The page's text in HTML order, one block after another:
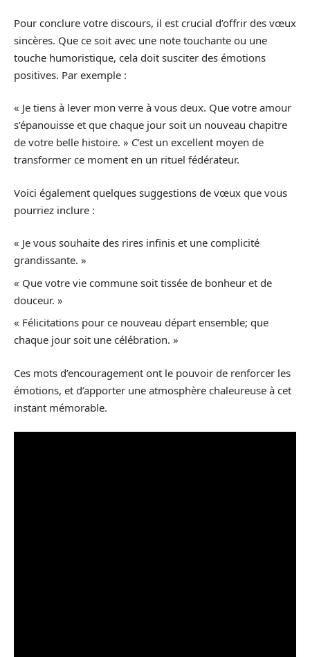
Pour conclure votre discours, il est crucial d’offrir des vœux
sincères. Que ce soit avec une note touchante ou une
touche humoristique, cela doit susciter des émotions
positives. Par exemple :
« Je tiens à lever mon verre à vous deux. Que votre amour
s’épanouisse et que chaque jour soit un nouveau chapitre
de votre belle histoire. » C’est un excellent moyen de
transformer ce moment en un rituel fédérateur.
Voici également quelques suggestions de vœux que vous
pourriez inclure :
« Je vous souhaite des rires infinis et une complicité
grandissante. »
« Que votre vie commune soit tissée de bonheur et de
douceur. »
« Félicitations pour ce nouveau départ ensemble; que
chaque jour soit une célébration. »
Ces mots d’encouragement ont le pouvoir de renforcer les
émotions, et d’apporter une atmosphère chaleureuse à cet
instant mémorable.